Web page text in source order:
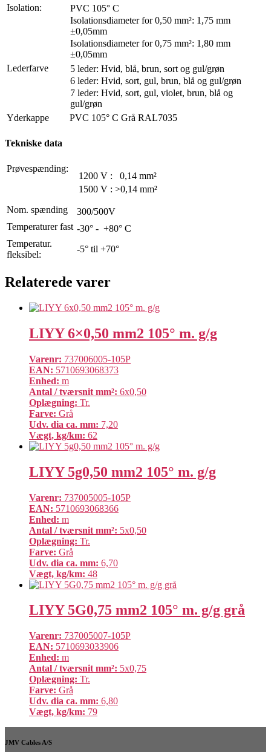
Isolation:
PVC 105° C
Isolationsdiameter for 0,50 mm²: 1,75 mm
±0,05mm
Isolationsdiameter for 0,75 mm²: 1,80 mm
±0,05mm
Lederfarve
5 leder: Hvid, blå, brun, sort og gul/grøn
6 leder: Hvid, sort, gul, brun, blå og gul/grøn
7 leder: Hvid, sort, gul, violet, brun, blå og
gul/grøn
Yderkappe
PVC 105° C Grå RAL7035
Tekniske data
Prøvespænding:
1200 V : 0,14 mm²
1500 V : >0,14 mm²
Nom. spænding
300/500V
Temperaturer fast -30° - +80° C
Temperatur.
fleksibel:
-5° til +70°
Relaterede varer
LIYY 6×0,50 mm2 105° m. g/g
Varenr: 737006005-105P
EAN: 5710693068373
Enhed: m
Antal / tværsnit mm²: 6x0,50
Oplægning: Tr.
Farve: Grå
Udv. dia ca. mm: 7,20
Vægt, kg/km: 62
LIYY 5g0,50 mm2 105° m. g/g
Varenr: 737005005-105P
EAN: 5710693068366
Enhed: m
Antal / tværsnit mm²: 5x0,50
Oplægning: Tr.
Farve: Grå
Udv. dia ca. mm: 6,70
Vægt, kg/km: 48
LIYY 5G0,75 mm2 105° m. g/g grå
Varenr: 737005007-105P
EAN: 5710693033906
Enhed: m
Antal / tværsnit mm²: 5x0,75
Oplægning: Tr.
Farve: Grå
Udv. dia ca. mm: 6,80
Vægt, kg/km: 79
JMV Cables A/S